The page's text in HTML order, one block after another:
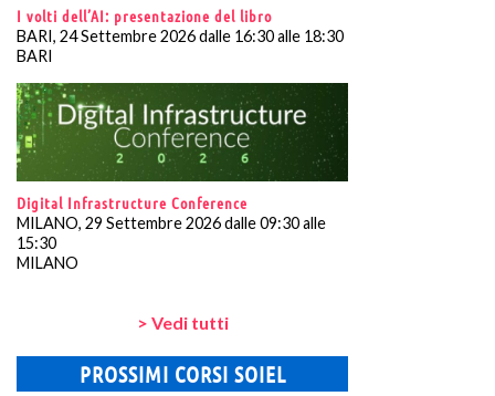
I volti dell’AI: presentazione del libro
BARI, 24 Settembre 2026 dalle 16:30 alle 18:30
BARI
Digital Infrastructure Conference
MILANO, 29 Settembre 2026 dalle 09:30 alle
15:30
MILANO
> Vedi tutti
PROSSIMI CORSI SOIEL